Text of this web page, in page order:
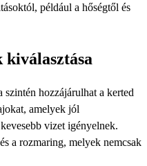
például a hőségtől és
kiválasztása
hozzájárulhat a kerted
amelyek jól
vizet igényelnek.
a rozmaring, melyek nemcsak